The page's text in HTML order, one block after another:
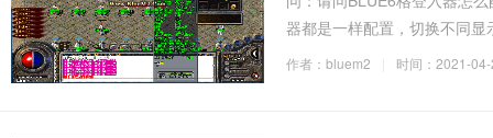
器都是一样配置，切换不同
作者：bluem2 时间：2021-